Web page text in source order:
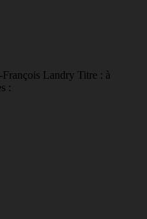
Landry Titre : à
: